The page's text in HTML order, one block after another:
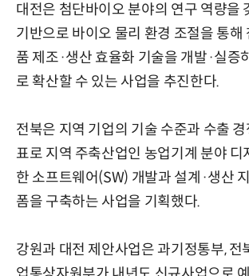
대전은 첨단바이오 분야의 연구 역량을
기반으로 바이오 물리 환경 조절을 통해
품 제조·생산 효율화 기술을 개발·실증
로 확산할 수 있는 사업을 추진한다.
전북은 지역 기업의 기술 수준과 수출
표로 지역 주축산업인 농업기계 분야 디
한 소프트웨어(SW) 개발과 설계·생산
폼을 구축하는 사업을 기획했다.
강원과 대전 제안사업은 과기정통부, 전